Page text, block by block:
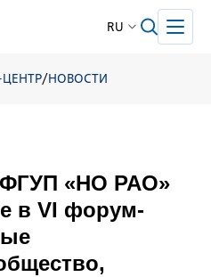
RU
/НОВОСТИ
ФГУП «НО РАО»
в VI форум-